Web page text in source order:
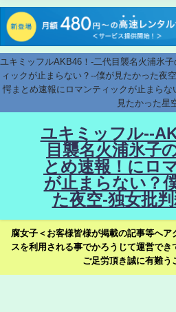
ユキミッフルAKB46！-二代目襲名火浦氷
ィックが止まらない？--僕が見たかった夜
愕まとめ速報にロマンティックが止まら
見たかった星
ユキミッフル--
目襲名火浦氷子
とめ速報！にロ
が止まらない？
た夜空-独女批
腐女子＜お客様皆様が掲載の記事等へ
スを利用される事でかろうじて運営で
ご足労頂き誠に有難う